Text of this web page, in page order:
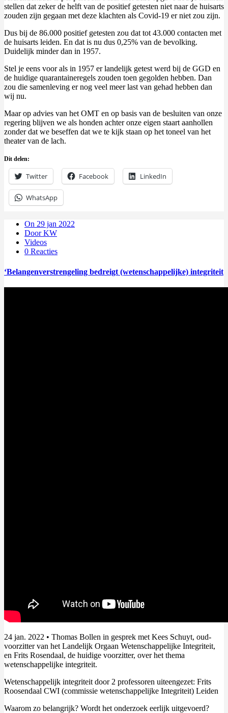
stellen dat zeker de helft van de positief getesten niet naar de huisarts
zouden zijn gegaan met deze klachten als Covid-19 er niet zou zijn.
Dus bij de 86.000 positief getesten zou dat tot 43.000 contacten met
de huisarts leiden. En dat is nu dus 0,25% van de bevolking.
Duidelijk minder dan in 1957.
Stel je eens voor als in 1957 er landelijk getest werd bij de GGD en
de huidige quarantaineregels zouden toen gegolden hebben. Dan
zou die samenleving er nog veel meer last van gehad hebben dan
wij nu.
Maar op advies van het OMT en op basis van de besluiten van onze
regering blijven we als honden achter onze eigen staart aanhollen
zonder dat we beseffen dat we te kijk staan op het toneel van het
theater van de lach.
Dit delen:
Twitter Facebook LinkedIn
WhatsApp
On 29 jan 2022
Door KW
Videos
0 Reacties
‘Belangenverstrengeling bedreigt (wetenschappelijke) integriteit
24 jan. 2022 • Thomas Bollen in gesprek met Kees Schuyt, oud-
voorzitter van het Landelijk Orgaan Wetenschappelijke Integriteit,
en Frits Rosendaal, de huidige voorzitter, over het thema
wetenschappelijke integriteit.
Wetenschappelijk integriteit door 2 professoren uiteengezet: Frits
Roosendaal CWI (commissie wetenschappelijke Integriteit) Leiden
Waarom zo belangrijk? Wordt het onderzoek eerlijk uitgevoerd?